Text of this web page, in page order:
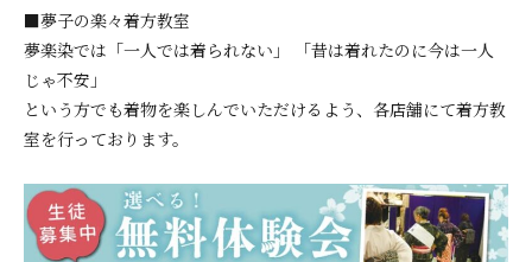
■夢子の楽々着方教室
夢楽染では「一人では着られない」 「昔は着れたのに今は一人
じゃ不安」
という方でも着物を楽しんでいただけるよう、各店舗にて着方教
室を行っております。